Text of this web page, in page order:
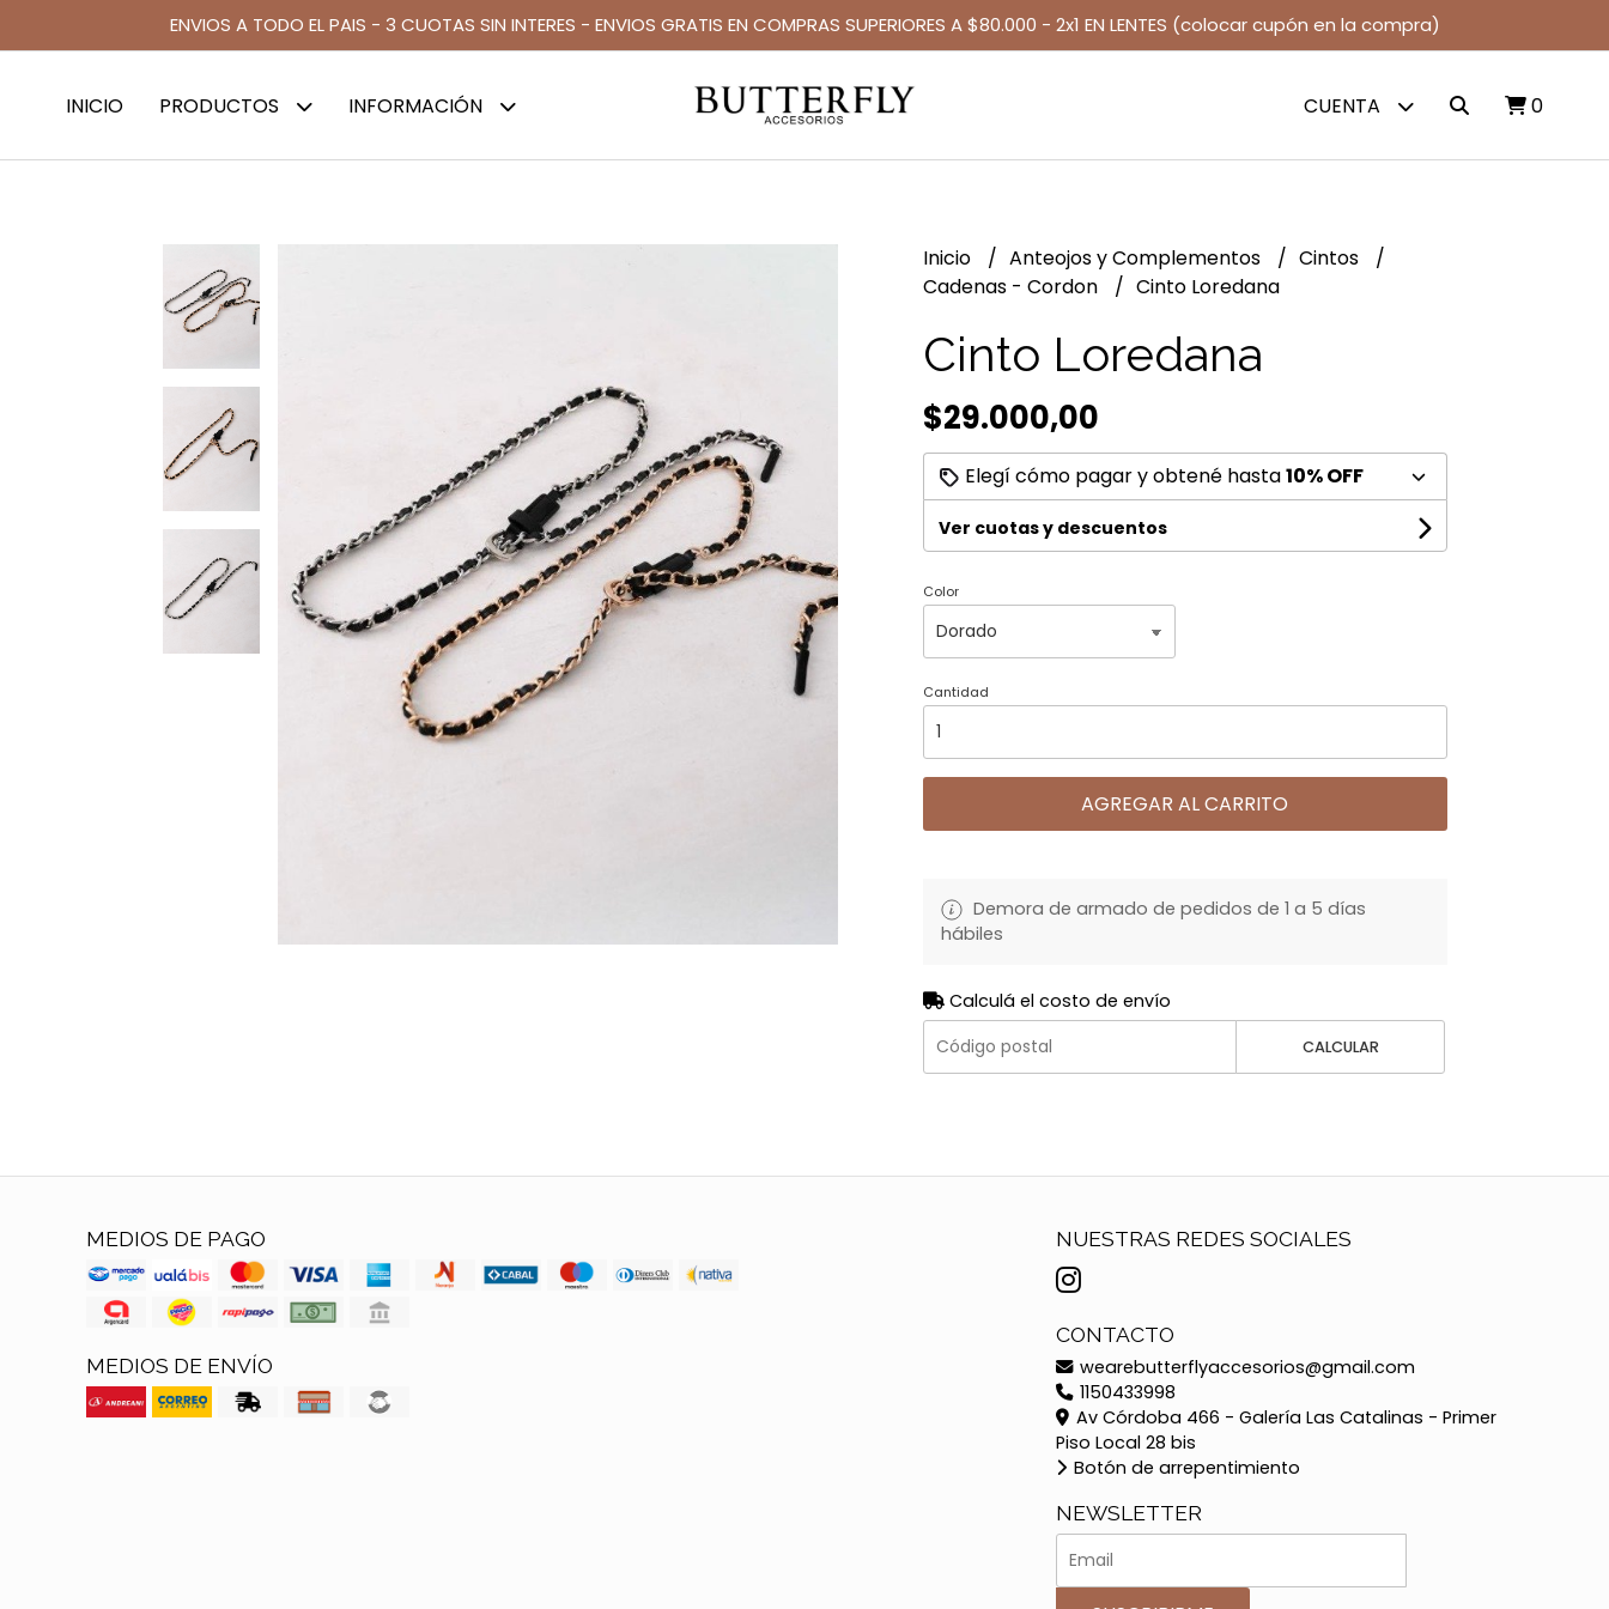
ENVIOS A TODO EL PAIS - 3 CUOTAS SIN INTERES - ENVIOS GRATIS EN COMPRAS SUPERIORES A $80.000 - 2x1 EN LENTES (colocar cupón en la compra)
INICIO PRODUCTOS INFORMACIÓN CUENTA 0
Inicio Anteojos y Complementos
Cintos
Cadenas - Cordon
Cinto Loredana
Cinto Loredana
$29.000,00
Elegí cómo pagar y obtené hasta10% OFF
Ver cuotas y descuentos
Color
Cantidad
AGREGAR AL CARRITO
Demora de armado de pedidos de 1 a 5 días
hábiles
Calculá el costo de envío
CALCULAR
MEDIOS DE PAGO
MEDIOS DE ENVÍO
NUESTRAS REDES SOCIALES
CONTACTO
wearebutterflyaccesorios@gmail.com
1150433998
Av Córdoba 466 - Galería Las Catalinas - Primer
Piso Local 28 bis
Botón de arrepentimiento
NEWSLETTER